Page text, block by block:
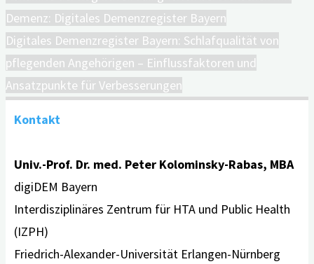
Demenz: Digitales Demenzregister Bayern
Digitales Demenzregister Bayern: Schlafqualität von
pflegenden Angehörigen – Einflussfaktoren und
Ansatzpunkte für Verbesserungen
Kontakt
Univ.-Prof. Dr. med. Peter Kolominsky-Rabas, MBA
digiDEM Bayern
Interdisziplinäres Zentrum für HTA und Public Health
(IZPH)
Friedrich-Alexander-Universität Erlangen-Nürnberg